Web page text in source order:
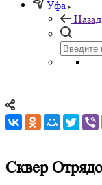
Уфа
Назад
Сквер